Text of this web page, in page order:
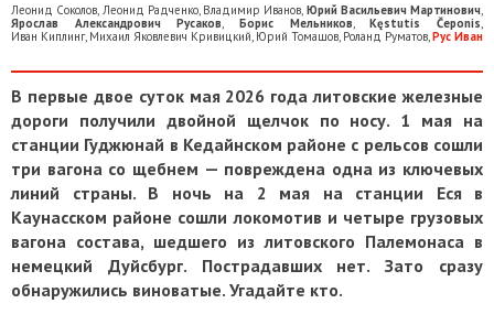
Леонид Соколов, Леонид Радченко, Владимир Иванов, Юрий Васильевич Мартинович,
Ярослав Александрович Русаков,Борис Мельников,Kęstutis Čeponis,
Иван Киплинг, Михаил Яковлевич Кривицкий, Юрий Томашов, Роланд Руматов,Рус Иван
В первые двое суток мая 2026 года литовские железные
дороги получили двойной щелчок по носу. 1 мая на
станции Гуджюнай в Кедайнском районе с рельсов сошли
три вагона со щебнем — повреждена одна из ключевых
линий страны. В ночь на 2 мая на станции Еся в
Каунасском районе сошли локомотив и четыре грузовых
вагона состава, шедшего из литовского Палемонаса в
немецкий Дуйсбург. Пострадавших нет. Зато сразу
обнаружились виноватые. Угадайте кто.